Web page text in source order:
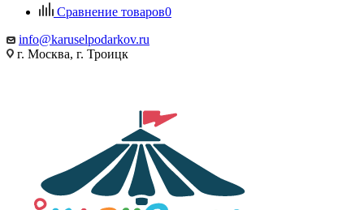
Сравнение товаров0
info@karuselpodarkov.ru
г. Москва, г. Троицк